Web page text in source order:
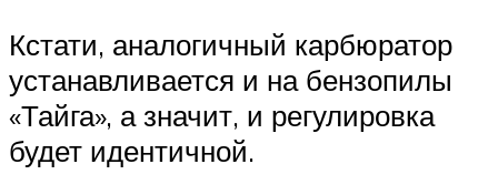
Кстати, аналогичный карбюратор
устанавливается и на бензопилы
«Тайга», а значит, и регулировка
будет идентичной.